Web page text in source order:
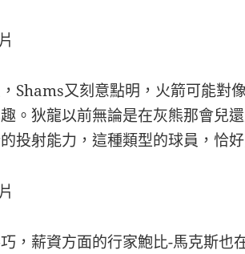
Shams又刻意點明，火箭可能對
。狄龍以前無論是在灰熊那會兒
投射能力，這種類型的球員，恰
，薪資方面的行家鮑比-馬克斯也